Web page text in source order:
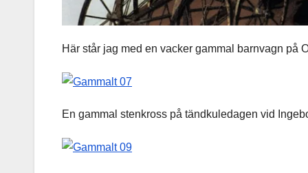
Här står jag med en vacker gammal barnvagn på
En gammal stenkross på tändkuledagen vid